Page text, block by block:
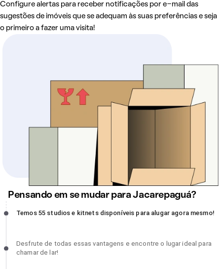
Configure alertas para receber notificações por e-mail das
sugestões de imóveis que se adequam às suas preferências e seja
o primeiro a fazer uma visita!
Pensando em se mudar para Jacarepaguá?
Temos 55 studios e kitnets disponíveis para alugar agora mesmo!,
Temos 55 studios e kitnets disponíveis para alugar agora mesmo!
Desfrute de todas essas vantagens e encontre o lugar ideal para
chamar de lar!, incompleto
Desfrute de todas essas vantagens e encontre o lugar ideal para
chamar de lar!